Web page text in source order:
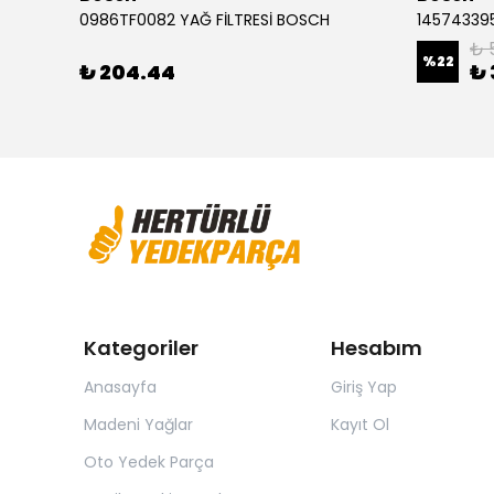
0986TF0082 YAĞ FİLTRESİ BOSCH
₺ 204.44 %22 ₺
₺
Kategoriler
Anasayfa
Madeni Yağlar
Oto Yedek Parça
Hesabım
Giriş Yap
Kayıt Ol